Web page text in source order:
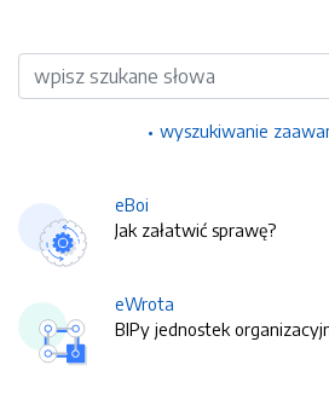
Wyszukiwarka
wyszukiwanie
eBoi
Jak załatwić sprawę?
eWrota
BIPy jednostek